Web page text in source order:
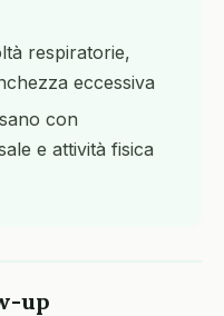
respiratorie,
eccessiva
con
e attività fisica
up